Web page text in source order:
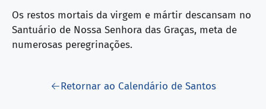
Os restos mortais da virgem e mártir descansam no
Santuário de Nossa Senhora das Graças, meta de
numerosas peregrinações.
Retornar ao Calendário de Santos